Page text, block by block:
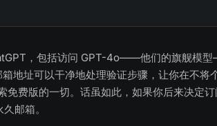
，包括访问 GPT-4o——他们的旗舰模
地址可以干净地处理验证步骤，让你在不将
免费版的一切。话虽如此，如果你后来决定
邮箱。